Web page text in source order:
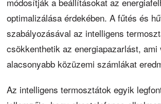
optimalizálása érdekében. A fűtés és
szabályozásával az intelligens
csökkenthetik az energiapazarlást, ami
alacsonyabb közüzemi számlákat
Az intelligens termosztátok egyik